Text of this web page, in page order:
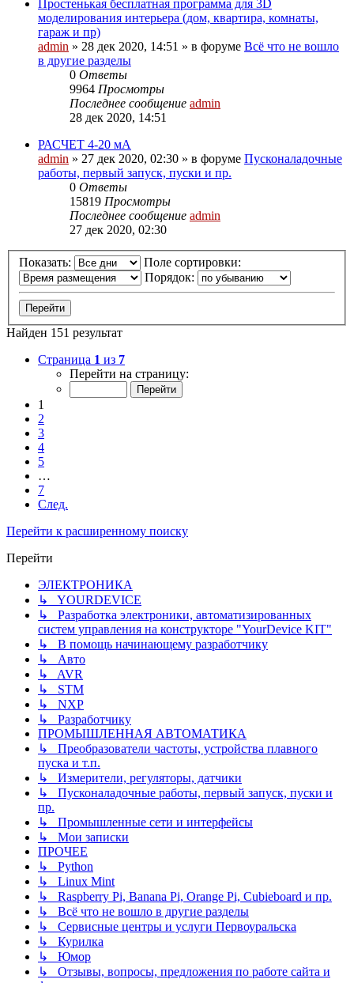
Простенькая бесплатная программа для 3D
моделирования интерьера (дом, квартира, комнаты,
гараж и пр)
admin » 28 дек 2020, 14:51 » в форуме Всё что не вошло
в другие разделы
0 Ответы
9964 Просмотры
Последнее сообщение admin
28 дек 2020, 14:51
РАСЧЕТ 4-20 мА
admin » 27 дек 2020, 02:30 » в форуме Пусконаладочные
работы, первый запуск, пуски и пр.
0 Ответы
15819 Просмотры
Последнее сообщение admin
27 дек 2020, 02:30
Показать:
Поле сортировки:
Порядок:
Найден 151 результат
Страница 1 из 7
Перейти на страницу:
1
2
3
4
5
…
7
След.
Перейти к расширенному поиску
Перейти
ЭЛЕКТРОНИКА
↳ YOURDEVICE
↳ Разработка электроники, автоматизированных
систем управления на конструкторе "YourDevice KIT"
↳ В помощь начинающему разработчику
↳ Авто
↳ AVR
↳ STM
↳ NXP
↳ Разработчику
ПРОМЫШЛЕННАЯ АВТОМАТИКА
↳ Преобразователи частоты, устройства плавного
пуска и т.п.
↳ Измерители, регуляторы, датчики
↳ Пусконаладочные работы, первый запуск, пуски и
пр.
↳ Промышленные сети и интерфейсы
↳ Мои записки
ПРОЧЕЕ
↳ Python
↳ Linux Mint
↳ Raspberry Pi, Banana Pi, Orange Pi, Cubieboard и пр.
↳ Всё что не вошло в другие разделы
↳ Сервисные центры и услуги Первоуральска
↳ Курилка
↳ Юмор
↳ Отзывы, вопросы, предложения по работе сайта и